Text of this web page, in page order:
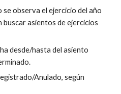
observa el ejercicio del año
buscar asientos de ejercicios
desde/hasta del asiento
Anulado, según